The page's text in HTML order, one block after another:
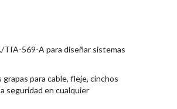
TIA-569-A para diseñar sistemas
para cable, fleje, cinchos
seguridad en cualquier